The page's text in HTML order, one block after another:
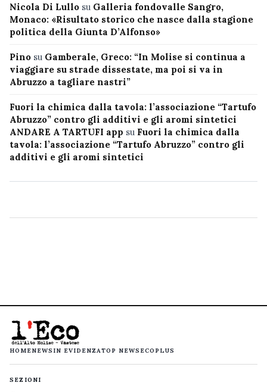
Nicola Di Lullo su Galleria fondovalle Sangro,
Monaco: «Risultato storico che nasce dalla stagione
politica della Giunta D’Alfonso»
Pino su Gamberale, Greco: “In Molise si continua a
viaggiare su strade dissestate, ma poi si va in
Abruzzo a tagliare nastri”
Fuori la chimica dalla tavola: l’associazione “Tartufo
Abruzzo” contro gli additivi e gli aromi sintetici
ANDARE A TARTUFI app su Fuori la chimica dalla
tavola: l’associazione “Tartufo Abruzzo” contro gli
additivi e gli aromi sintetici
HOMENEWS IN EVIDENZATOP NEWS ECOPLUS
SEZIONI